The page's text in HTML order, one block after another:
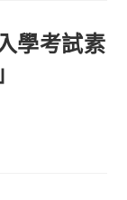
學考試素